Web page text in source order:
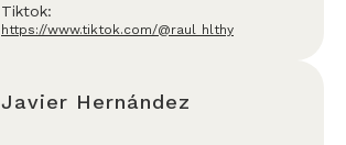
Tiktok:
https://www.tiktok.com/@raul_hlthy
Javier Hernández